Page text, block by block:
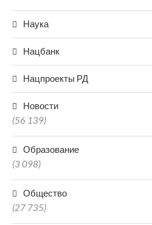
Наука
Нацбанк
Нацпроекты РД
Новости
(56 139)
Образование
(3 098)
Общество
(27 735)